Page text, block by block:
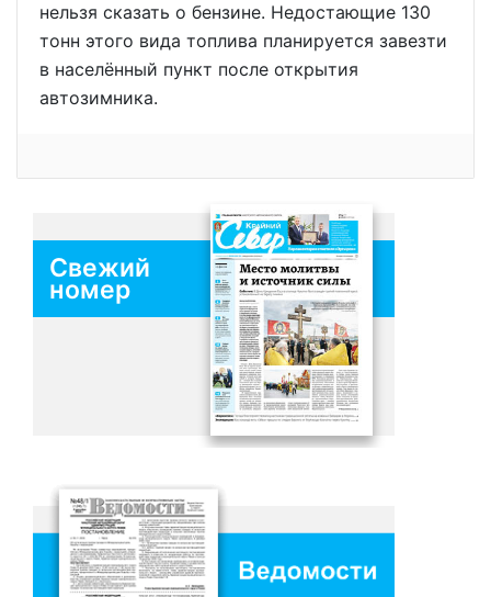
нельзя сказать о бензине. Недостающие 130
тонн этого вида топлива планируется завезти
в населённый пункт после открытия
автозимника.
Свежий
номер